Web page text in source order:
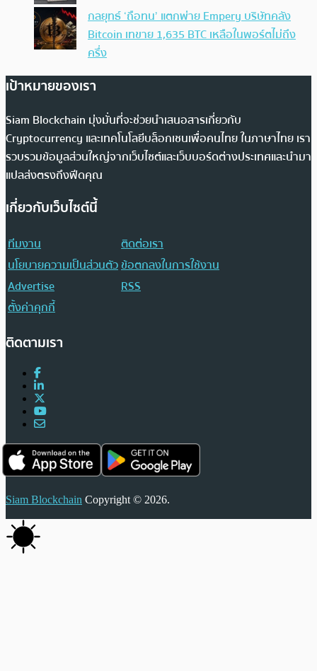
กลยุทธ์ ‘ถือทน’ แตกพ่าย Empery บริษัทคลัง
Bitcoin เทขาย 1,635 BTC เหลือในพอร์ตไม่ถึง
ครึ่ง
เป้าหมายของเรา
Siam Blockchain มุ่งมั่นที่จะช่วยนำเสนอสารเกี่ยวกับ
Cryptocurrency และเทคโนโลยีบล็อกเชนเพื่อคนไทย ในภาษาไทย เรา
รวบรวมข้อมูลส่วนใหญ่จากเว็บไซต์และเว็บบอร์ดต่างประเทศและนำมา
แปลส่งตรงถึงฟีดคุณ
เกี่ยวกับเว็บไซต์นี้
ทีมงาน
ติดต่อเรา
นโยบายความเป็นส่วนตัวข้อตกลงในการใช้งาน
Advertise
RSS
ตั้งค่าคุกกี้
ติดตามเรา
Siam Blockchain Copyright © 2026.